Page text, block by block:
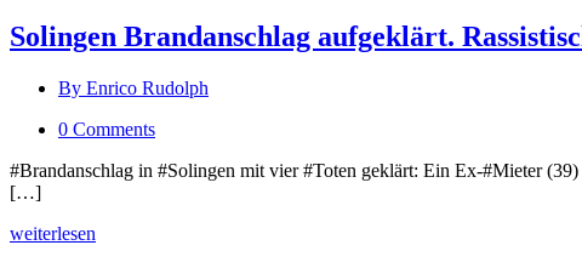
Solingen Brandanschlag aufgeklärt.
By Enrico Rudolph
0 Comments
#Brandanschlag in #Solingen mit vier #Toten geklärt: Ein Ex-#Mieter
[…]
weiterlesen